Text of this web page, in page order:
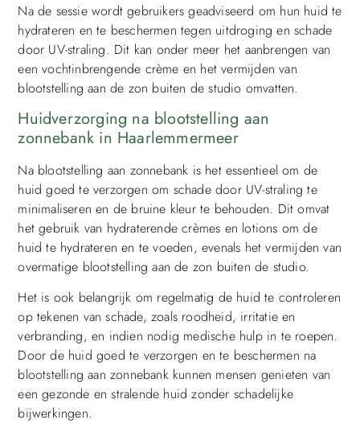
Na de sessie wordt gebruikers geadviseerd om hun huid te
hydrateren en te beschermen tegen uitdroging en schade
door UV-straling. Dit kan onder meer het aanbrengen van
een vochtinbrengende crème en het vermijden van
blootstelling aan de zon buiten de studio omvatten.
Huidverzorging na blootstelling aan
zonnebank in Haarlemmermeer
Na blootstelling aan zonnebank is het essentieel om de
huid goed te verzorgen om schade door UV-straling te
minimaliseren en de bruine kleur te behouden. Dit omvat
het gebruik van hydraterende crèmes en lotions om de
huid te hydrateren en te voeden, evenals het vermijden van
overmatige blootstelling aan de zon buiten de studio.
Het is ook belangrijk om regelmatig de huid te controleren
op tekenen van schade, zoals roodheid, irritatie en
verbranding, en indien nodig medische hulp in te roepen.
Door de huid goed te verzorgen en te beschermen na
blootstelling aan zonnebank kunnen mensen genieten van
een gezonde en stralende huid zonder schadelijke
bijwerkingen.